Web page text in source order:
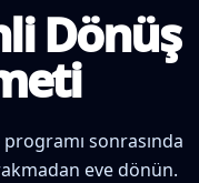
Dönüş
sonrasında
eve dönün.